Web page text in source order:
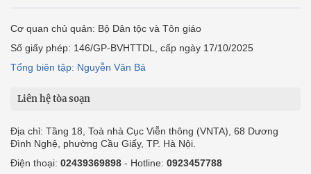
Cơ quan chủ quản: Bộ Dân tộc và Tôn giáo
Số giấy phép: 146/GP-BVHTTDL, cấp ngày 17/10/2025
Tổng biên tập: Nguyễn Văn Bá
Liên hệ tòa soạn
Địa chỉ: Tầng 18, Toà nhà Cục Viễn thông (VNTA), 68 Dương
Đình Nghệ, phường Cầu Giấy, TP. Hà Nội.
Điện thoại: 02439369898 - Hotline: 0923457788